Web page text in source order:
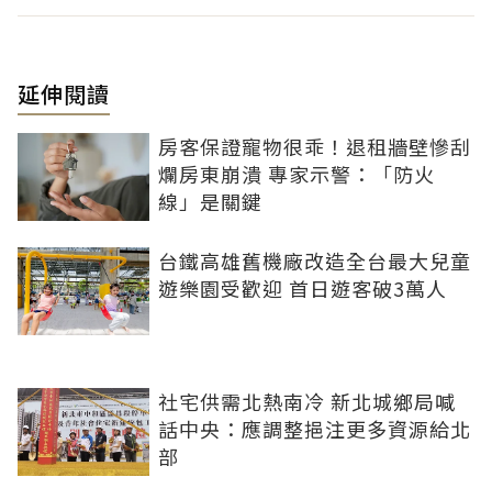
延伸閱讀
房客保證寵物很乖！退租牆壁慘刮
爛房東崩潰 專家示警：「防火
線」是關鍵
台鐵高雄舊機廠改造全台最大兒童
遊樂園受歡迎 首日遊客破3萬人
社宅供需北熱南冷 新北城鄉局喊
話中央：應調整挹注更多資源給北
部